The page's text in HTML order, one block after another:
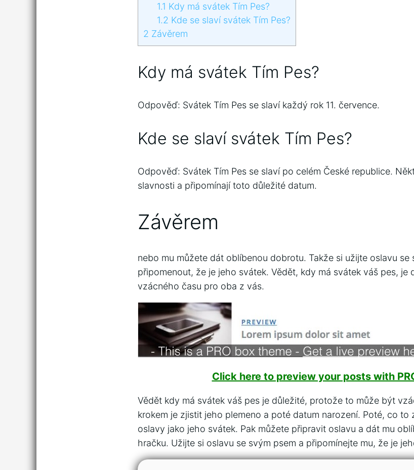
1.1 Kdy má svátek Tím Pes?
1.2 Kde se slaví svátek Tím Pes?
2 Závěrem
Kdy má svátek Tím Pes?
Odpověď: Svátek Tím Pes se slaví každý rok 11. července.
Kde se slaví svátek Tím Pes?
Odpověď: Svátek Tím Pes se slaví po celém České republice.
slavnosti a připomínají toto důležité datum.
Závěrem
nebo mu můžete dát oblíbenou dobrotu. Takže si užijte oslavu se
připomenout, že je jeho svátek. Vědět, kdy má svátek váš pes, je
vzácného času pro oba z vás.
Click here to preview your posts with
Vědět kdy má svátek váš pes je důležité, protože to může být
krokem je zjistit jeho plemeno a poté datum narození. Poté, co
oslavy jako jeho svátek. Pak můžete připravit oslavu a dát mu
hračku. Užijte si oslavu se svým psem a připomínejte mu, že je